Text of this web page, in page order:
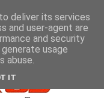
ΠΟΛΙΤΙΣΜΌΣ
deliver its services
and user-agent are
and security
usage
abuse.
IT